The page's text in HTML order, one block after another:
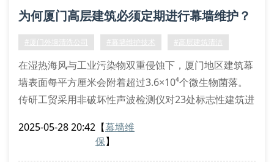
专业维保的技术实现路径
光催化氧化清洗技术：采用tio₂纳米涂层处理，
为何厦门高层建筑必须定期进行幕墙维护？
#厦门外墙清洗公司 #幕墙维护技术 #高层建筑清洁
在湿热海风与工业污染物双重侵蚀下，厦门地区建筑幕
墙表面每平方厘米会附着超过3.6×10⁴个微生物菌落。
传研工贸采用非破坏性声波检测仪对23处标志性建筑进
度年均衰减达7.8%。
2025-05-28 20:42 【幕墙维
保】